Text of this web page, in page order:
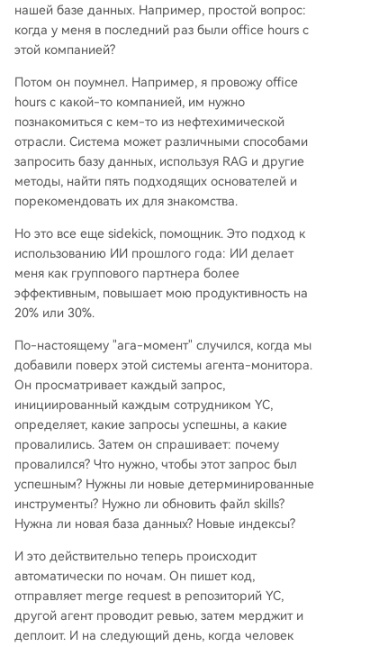
нашей базе данных. Например, простой вопрос:
когда у меня в последний раз были office hours с
этой компанией?
Потом он поумнел. Например, я провожу office
hours с какой-то компанией, им нужно
познакомиться с кем-то из нефтехимической
отрасли. Система может различными способами
запросить базу данных, используя RAG и другие
методы, найти пять подходящих основателей и
порекомендовать их для знакомства.
Но это все еще sidekick, помощник. Это подход к
использованию ИИ прошлого года: ИИ делает
меня как группового партнера более
эффективным, повышает мою продуктивность на
20% или 30%.
По-настоящему "ага-момент" случился, когда мы
добавили поверх этой системы агента-монитора.
Он просматривает каждый запрос,
инициированный каждым сотрудником YC,
определяет, какие запросы успешны, а какие
провалились. Затем он спрашивает: почему
провалился? Что нужно, чтобы этот запрос был
успешным? Нужны ли новые детерминированные
инструменты? Нужно ли обновить файл skills?
Нужна ли новая база данных? Новые индексы?
И это действительно теперь происходит
автоматически по ночам. Он пишет код,
отправляет merge request в репозиторий YC,
другой агент проводит ревью, затем мерджит и
деплоит. И на следующий день, когда человек